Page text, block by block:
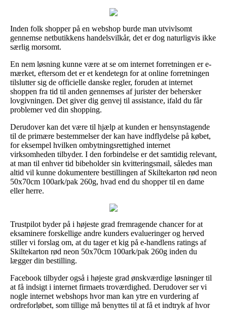
Inden folk shopper på en webshop burde man utvivlsomt
gennemse netbutikkens handelsvilkår, det er dog naturligvis ikke
særlig morsomt.
En nem løsning kunne være at se om internet forretningen er e-
mærket, eftersom det er et kendetegn for at online forretningen
tilslutter sig de officielle danske regler, foruden at internet
shoppen fra tid til anden gennemses af jurister der behersker
lovgivningen. Det giver dig genvej til assistance, ifald du får
problemer ved din shopping.
Derudover kan det være til hjælp at kunden er hensynstagende
til de primære bestemmelser der kan have indflydelse på købet,
for eksempel hvilken ombytningsrettighed internet
virksomheden tilbyder. I den forbindelse er det samtidig relevant,
at man til enhver tid bibeholder sin kvitteringsmail, således man
altid vil kunne dokumentere bestillingen af Skiltekarton rød neon
50x70cm 100ark/pak 260g, hvad end du shopper til en dame
eller herre.
Trustpilot byder på i højeste grad fremragende chancer for at
eksaminere forskellige andre kunders evalueringer og herved
stiller vi forslag om, at du tager et kig på e-handlens ratings af
Skiltekarton rød neon 50x70cm 100ark/pak 260g inden du
lægger din bestilling.
Facebook tilbyder også i højeste grad ønskværdige løsninger til
at få indsigt i internet firmaets troværdighed. Derudover ser vi
nogle internet webshops hvor man kan ytre en vurdering af
ordreforløbet, som tillige må benyttes til at få et indtryk af hvor